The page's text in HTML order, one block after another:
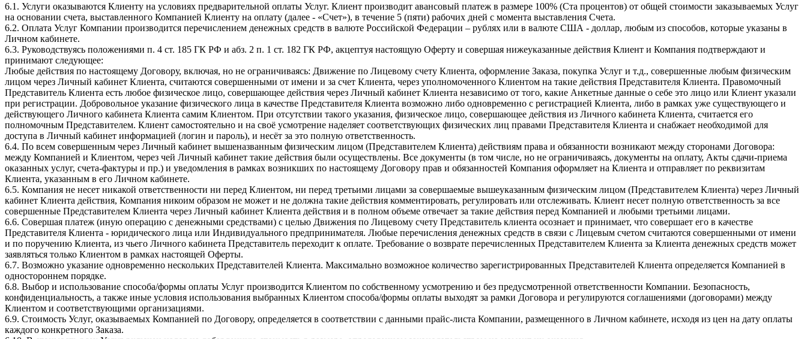
6.1. Услуги оказываются Клиенту на условиях предварительной оплаты Услуг. Клиент производит авансовый платеж в размере 100% (Ста процентов) от общей стоимости заказываемых Услуг
на основании счета, выставленного Компанией Клиенту на оплату (далее - «Счет»), в течение 5 (пяти) рабочих дней с момента выставления Счета.
6.2. Оплата Услуг Компании производится перечислением денежных средств в валюте Российской Федерации – рублях или в валюте США - доллар, любым из способов, которые указаны в
Личном кабинете.
6.3. Руководствуясь положениями п. 4 ст. 185 ГК РФ и абз. 2 п. 1 ст. 182 ГК РФ, акцептуя настоящую Оферту и совершая нижеуказанные действия Клиент и Компания подтверждают и
принимают следующее:
Любые действия по настоящему Договору, включая, но не ограничиваясь: Движение по Лицевому счету Клиента, оформление Заказа, покупка Услуг и т.д., совершенные любым физическим
лицом через Личный кабинет Клиента, считаются совершенными от имени и за счет Клиента, через уполномоченного Клиентом на такие действия Представителя Клиента. Правомочный
Представитель Клиента есть любое физическое лицо, совершающее действия через Личный кабинет Клиента независимо от того, какие Анкетные данные о себе это лицо или Клиент указали
при регистрации. Добровольное указание физического лица в качестве Представителя Клиента возможно либо одновременно с регистрацией Клиента, либо в рамках уже существующего и
действующего Личного кабинета Клиента самим Клиентом. При отсутствии такого указания, физическое лицо, совершающее действия из Личного кабинета Клиента, считается его
полномочным Представителем. Клиент самостоятельно и на своё усмотрение наделяет соответствующих физических лиц правами Представителя Клиента и снабжает необходимой для
доступа в Личный кабинет информацией (логин и пароль), и несёт за это полную ответственность.
6.4. По всем совершенным через Личный кабинет вышеназванным физическим лицом (Представителем Клиента) действиям права и обязанности возникают между сторонами Договора:
между Компанией и Клиентом, через чей Личный кабинет такие действия были осуществлены. Все документы (в том числе, но не ограничиваясь, документы на оплату, Акты сдачи-приема
оказанных услуг, счета-фактуры и пр.) и уведомления в рамках возникших по настоящему Договору прав и обязанностей Компания оформляет на Клиента и отправляет по реквизитам
Клиента, указанным в его Личном кабинете.
6.5. Компания не несет никакой ответственности ни перед Клиентом, ни перед третьими лицами за совершаемые вышеуказанным физическим лицом (Представителем Клиента) через Личный
кабинет Клиента действия, Компания никоим образом не может и не должна такие действия комментировать, регулировать или отслеживать. Клиент несет полную ответственность за все
совершенные Представителем Клиента через Личный кабинет Клиента действия и в полном объеме отвечает за такие действия перед Компанией и любыми третьими лицами.
6.6. Совершая платеж (иную операцию с денежными средствами) с целью Движения по Лицевому счету Представитель клиента осознает и принимает, что совершает его в качестве
Представителя Клиента - юридического лица или Индивидуального предпринимателя. Любые перечисления денежных средств в связи с Лицевым счетом считаются совершенными от имени
и по поручению Клиента, из чьего Личного кабинета Представитель переходит к оплате. Требование о возврате перечисленных Представителем Клиента за Клиента денежных средств может
заявляться только Клиентом в рамках настоящей Оферты.
6.7. Возможно указание одновременно нескольких Представителей Клиента. Максимально возможное количество зарегистрированных Представителей Клиента определяется Компанией в
одностороннем порядке.
6.8. Выбор и использование способа/формы оплаты Услуг производится Клиентом по собственному усмотрению и без предусмотренной ответственности Компании. Безопасность,
конфиденциальность, а также иные условия использования выбранных Клиентом способа/формы оплаты выходят за рамки Договора и регулируются соглашениями (договорами) между
Клиентом и соответствующими организациями.
6.9. Стоимость Услуг, оказываемых Компанией по Договору, определяется в соответствии с данными прайс-листа Компании, размещенного в Личном кабинете, исходя из цен на дату оплаты
каждого конкретного Заказа.